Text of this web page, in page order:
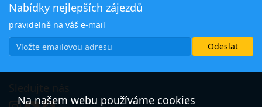
Nabídky nejlepších zájezdů
pravidelně na váš e-mail
Na našem webu používáme cookies